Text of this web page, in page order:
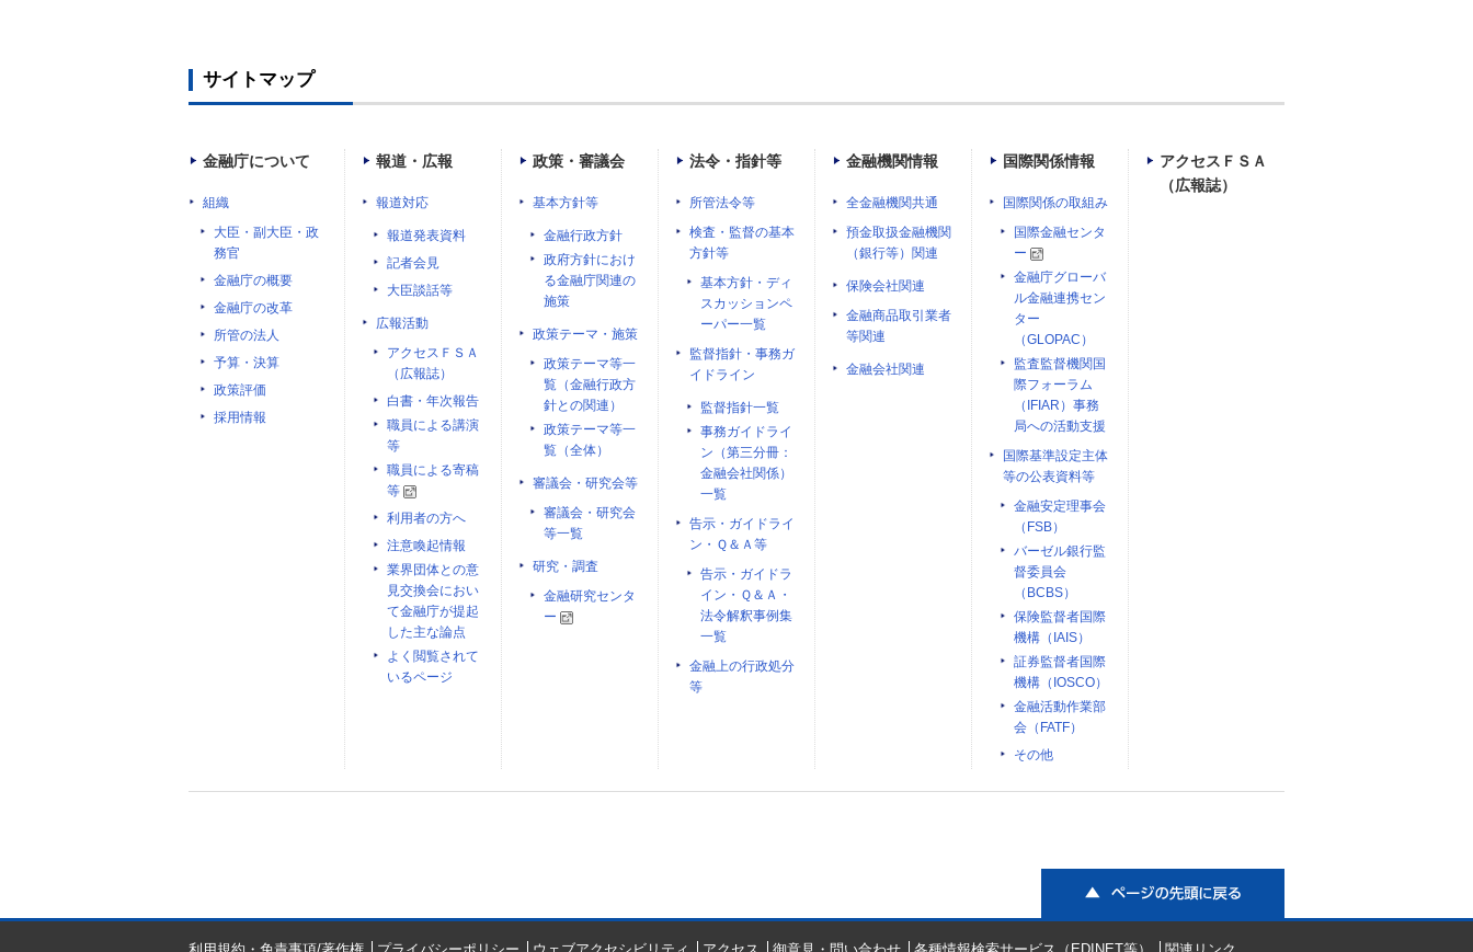
サイトマップ
金融庁について
組織
大臣・副大臣・政
務官
金融庁の概要
金融庁の改革
所管の法人
予算・決算
政策評価
採用情報
報道・広報
報道対応
報道発表資料
記者会見
大臣談話等
広報活動
アクセスＦＳＡ
（広報誌）
白書・年次報告
職員による講演
等
職員による寄稿
等
利用者の方へ
注意喚起情報
業界団体との意
見交換会におい
て金融庁が提起
した主な論点
よく閲覧されて
いるページ
政策・審議会
基本方針等
金融行政方針
政府方針におけ
る金融庁関連の
施策
政策テーマ・施策
政策テーマ等一
覧（金融行政方
針との関連）
政策テーマ等一
覧（全体）
審議会・研究会等
審議会・研究会
等一覧
研究・調査
金融研究センタ
ー
法令・指針等
所管法令等
検査・監督の基本
方針等
基本方針・ディ
スカッションペ
ーパー一覧
監督指針・事務ガ
イドライン
監督指針一覧
事務ガイドライ
ン（第三分冊：
金融会社関係）
一覧
告示・ガイドライ
ン・Ｑ＆Ａ等
告示・ガイドラ
イン・Ｑ＆Ａ・
法令解釈事例集
一覧
金融上の行政処分
等
金融機関情報
全金融機関共通
預金取扱金融機関
（銀行等）関連
保険会社関連
金融商品取引業者
等関連
金融会社関連
国際関係情報
国際関係の取組み
国際金融センタ
ー
金融庁グローバ
ル金融連携セン
ター
（GLOPAC）
監査監督機関国
際フォーラム
（IFIAR）事務
局への活動支援
国際基準設定主体
等の公表資料等
金融安定理事会
（FSB）
バーゼル銀行監
督委員会
（BCBS）
保険監督者国際
機構（IAIS）
証券監督者国際
機構（IOSCO）
金融活動作業部
会（FATF）
その他
アクセスＦＳＡ
（広報誌）